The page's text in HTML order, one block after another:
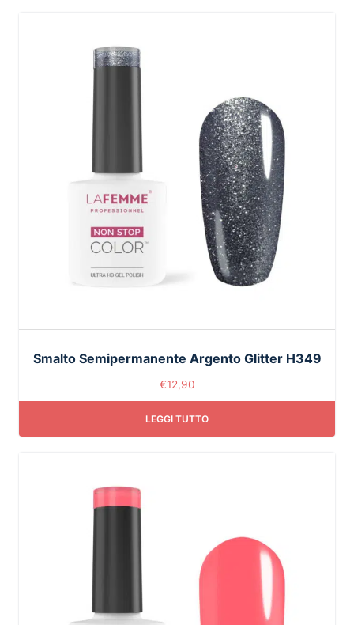
Smalto Semipermanente Argento Glitter H349
€12,90
LEGGI TUTTO